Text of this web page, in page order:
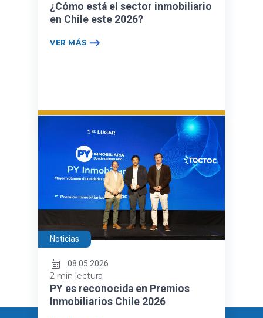
¿Cómo está el sector inmobiliario
en Chile este 2026?
VER MÁS
Noticias
08.05.2026
2 min lectura
PY es reconocida en Premios
Inmobiliarios Chile 2026